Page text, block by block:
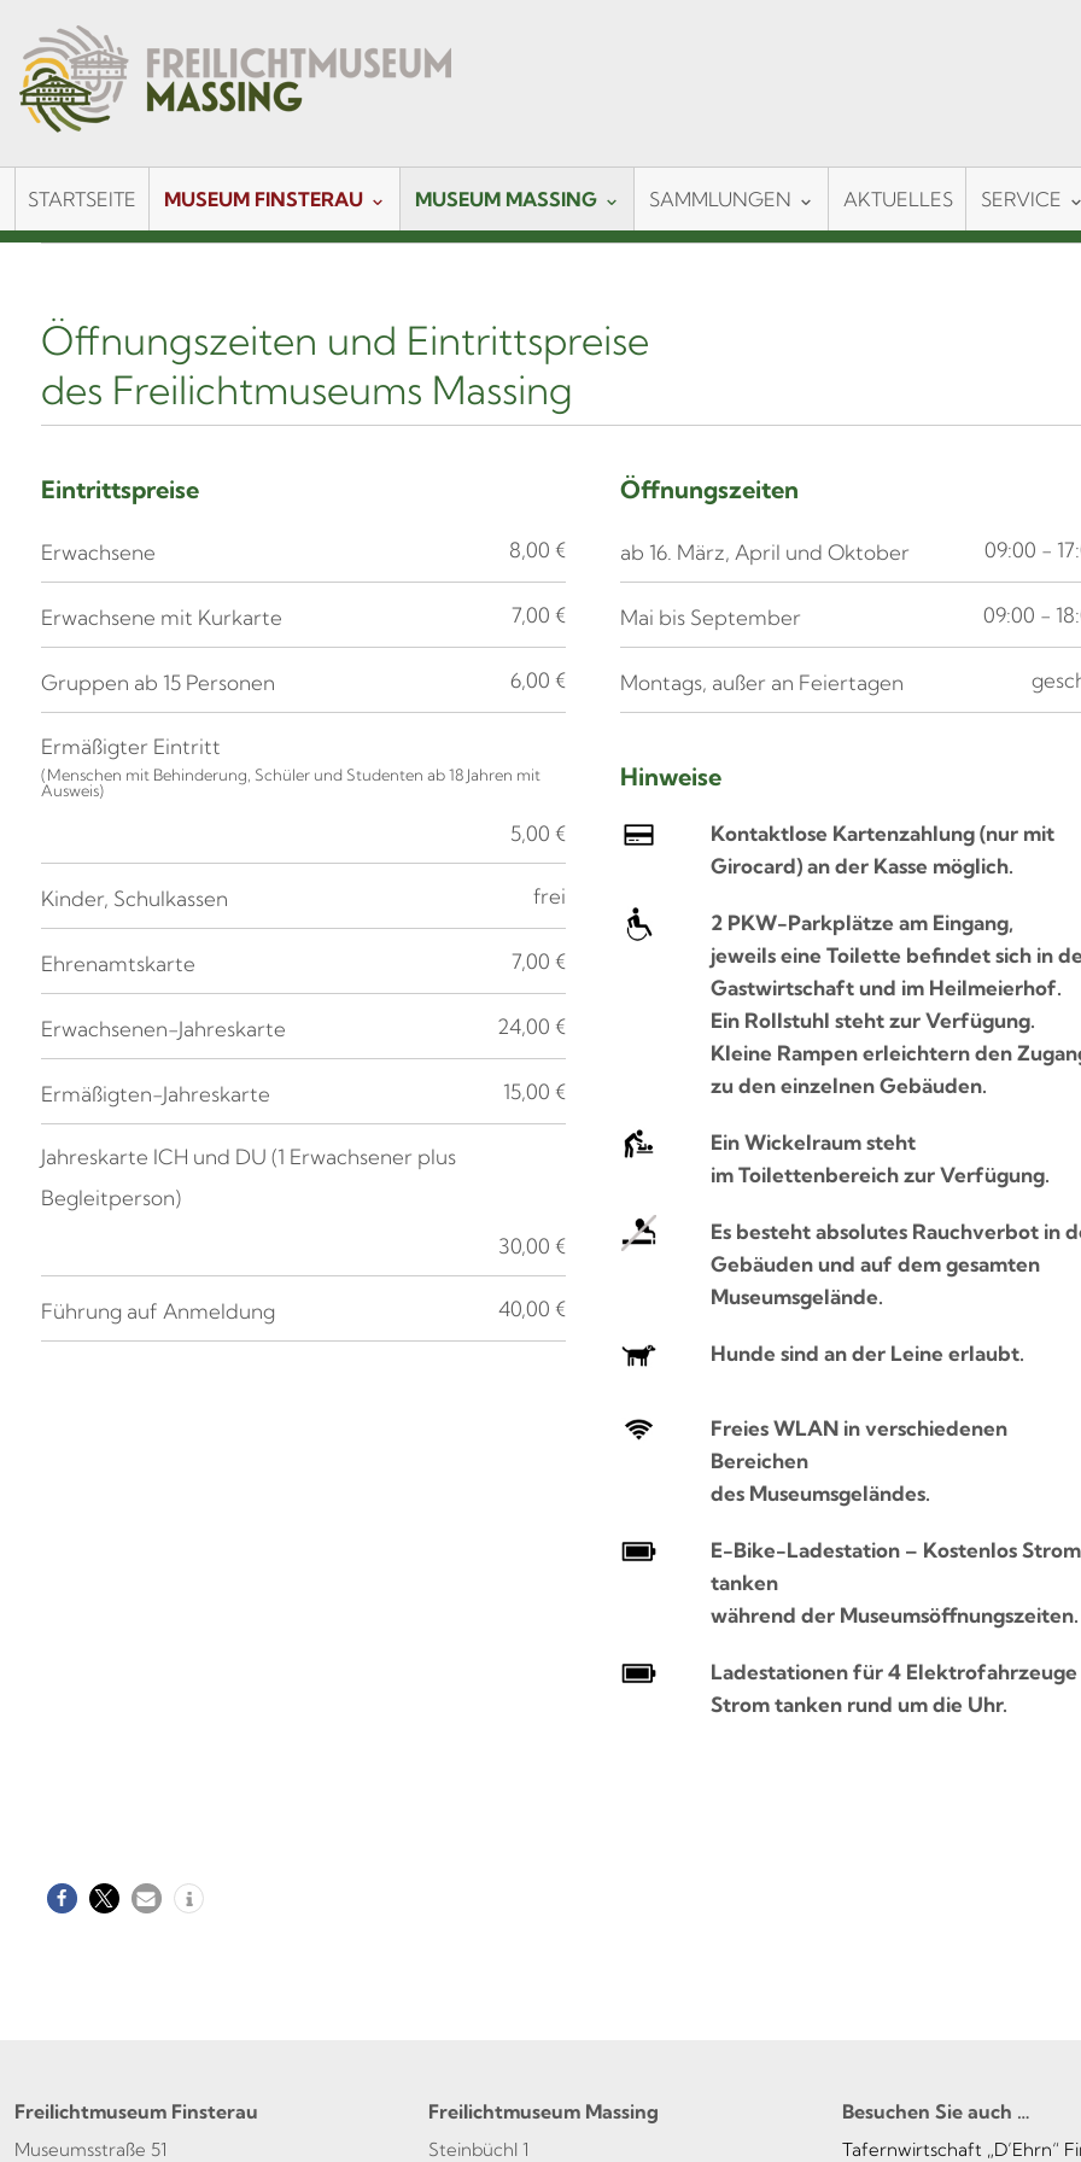
STARTSEITE MUSEUM FINSTERAU MUSEUM MASSING SAMMLUNGEN AKTUELLES SERVICE
Öffnungszeiten und Eintrittspreise
des Freilichtmuseums Massing
Eintrittspreise
Erwachsene 8,00 €
Erwachsene mit Kurkarte 7,00 €
Gruppen ab 15 Personen 6,00 €
Ermäßigter Eintritt
(Menschen mit Behinderung, Schüler und Studenten ab 18 Jahren mit
Ausweis)
5,00 €
Kinder, Schulkassen frei
Ehrenamtskarte 7,00 €
Erwachsenen-Jahreskarte 24,00 €
Ermäßigten-Jahreskarte 15,00 €
Jahreskarte ICH und DU (1 Erwachsener plus
Begleitperson)
30,00 €
Führung auf Anmeldung 40,00 €
Öffnungszeiten
ab 16. März, April und Oktober 09:00 -
Mai bis September 09:00 -
Montags, außer an Feiertagen
Hinweise
Kontaktlose Kartenzahlung (nur mit
Girocard)an der Kasse möglich.
2 PKW-Parkplätze am Eingang,
jeweils eine Toilette befindet sich in
Gastwirtschaft und im Heilmeierhof.
Ein Rollstuhl steht zur Verfügung.
Kleine Rampen erleichtern den
zu den einzelnen Gebäuden.
Ein Wickelraum steht
im Toilettenbereich zur Verfügung.
Es besteht absolutes Rauchverbot in
Gebäuden und auf dem gesamten
Museumsgelände.
Hunde sind an der Leine erlaubt.
Freies WLAN in verschiedenen
Bereichen
des Museumsgeländes.
E-Bike-Ladestation – Kostenlos Strom
tanken
während der Museumsöffnungszeiten.
Ladestationen für 4 Elektrofahrzeuge
Strom tanken rund um die Uhr.
Freilichtmuseum Finsterau
Museumsstraße 51
Freilichtmuseum Massing
Steinbüchl 1
Besuchen Sie auch …
Tafernwirtschaft „D’Ehrn“